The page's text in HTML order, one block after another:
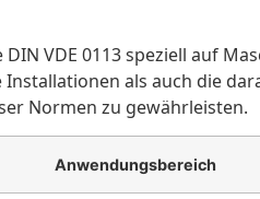
VDE 0113 speziell auf
als auch die
Normen zu gewährleisten.
Anwendungsbereich